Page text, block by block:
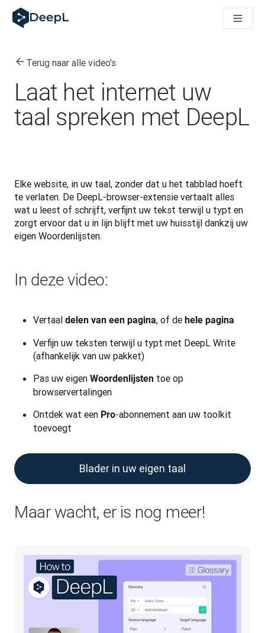
DeepL voor AI-agenten
DeepL Translation Flow: Nieuwe, door AI aangestuurde
Maak kennis met Translation Flow: Lokalisatie die
Hoe wij de kwaliteitsbeoordeling voor DeepL ontwikkelen
Van hoogwaardige tekstvertalingen tot een realtime
Building an instantly accessible voice demo with DeepL
Terug naar alle video's
Laat het internet uw
taal spreken met DeepL
Elke website, in uw taal, zonder dat u het tabblad hoeft
te verlaten. De DeepL-browser-extensie vertaalt alles
wat u leest of schrijft, verfijnt uw tekst terwijl u typt en
zorgt ervoor dat u in lijn blijft met uw huisstijl dankzij uw
eigen Woordenlijsten.
In deze video:
Vertaal delen van een pagina, of de hele pagina
Verfijn uw teksten terwijl u typt met DeepL Write
(afhankelijk van uw pakket)
Pas uw eigen Woordenlijsten toe op
browservertalingen
Ontdek wat een Pro-abonnement aan uw toolkit
toevoegt
Blader in uw eigen taal
Maar wacht, er is nog meer!